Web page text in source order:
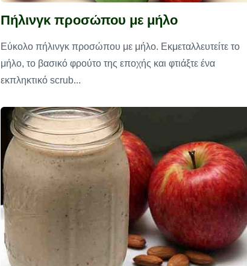
Πήλινγκ προσώπου με μήλο
Εύκολο πήλινγκ προσώπου με μήλο. Εκμεταλλευτείτε το
μήλο, το βασικό φρούτο της εποχής και φτιάξτε ένα
εκπληκτικό scrub...